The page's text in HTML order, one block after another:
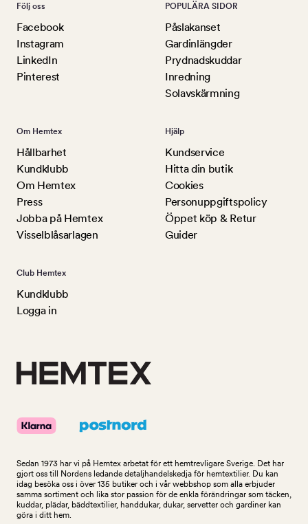
Följ oss
Facebook
Instagram
LinkedIn
Pinterest
POPULÄRA SIDOR
Påslakanset
Gardinlängder
Prydnadskuddar
Inredning
Solavskärmning
Om Hemtex
Hållbarhet
Kundklubb
Om Hemtex
Press
Jobba på Hemtex
Visselblåsarlagen
Hjälp
Kundservice
Hitta din butik
Cookies
Personuppgiftspolicy
Öppet köp & Retur
Guider
Club Hemtex
Kundklubb
Logga in
Sedan 1973 har vi på Hemtex arbetat för ett hemtrevligare Sverige. Det har
gjort oss till Nordens ledande detaljhandelskedja för hemtextilier. Du kan
idag besöka oss i över 135 butiker och i vår webbshop som alla erbjuder
samma sortiment och lika stor passion för de enkla förändringar som täcken,
kuddar, plädar, bäddtextilier, handdukar, dukar, servetter och gardiner kan
göra i ditt hem.